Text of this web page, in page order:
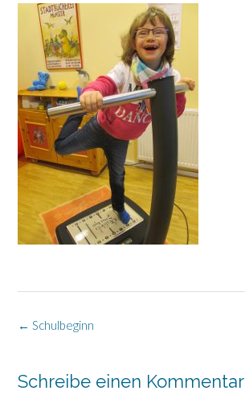
Post
← Schulbeginn
Schreibe einen Kommentar